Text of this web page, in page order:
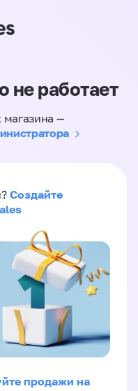
не работает
магазина —
Создайте
продажи на